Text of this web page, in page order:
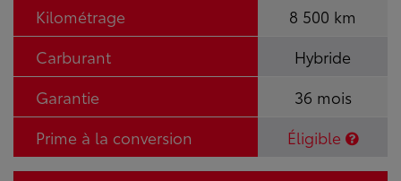
Kilométrage
8 500 km
Carburant
Hybride
Garantie
36 mois
Prime à la conversion
Éligible